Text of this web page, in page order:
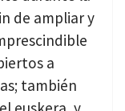
de ampliar y
a
también